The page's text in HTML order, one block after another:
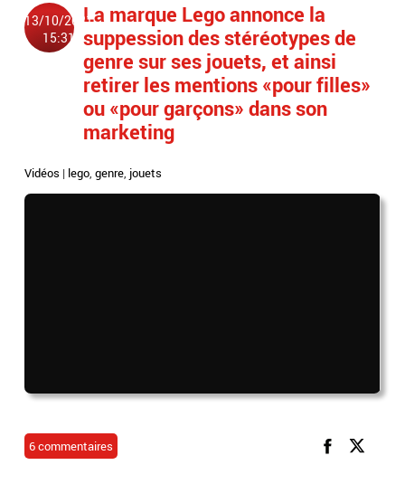
13/10/2021
15:31
La marque Lego annonce la
suppession des stéréotypes de
genre sur ses jouets, et ainsi
retirer les mentions «pour filles»
ou «pour garçons» dans son
marketing
Vidéos | lego,genre, jouets
6 commentaires